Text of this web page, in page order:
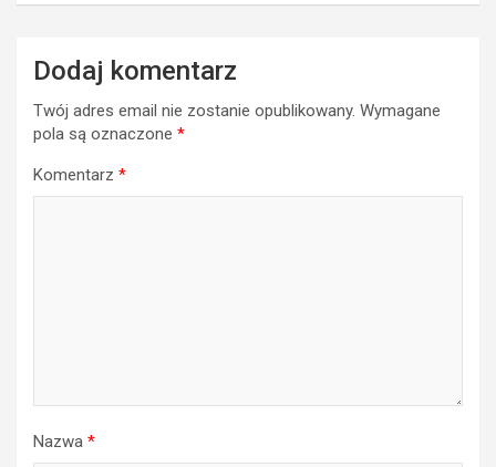
Dodaj komentarz
Twój adres email nie zostanie opublikowany. Wymagane
pola są oznaczone *
Komentarz *
Nazwa *